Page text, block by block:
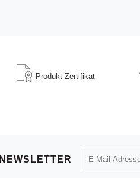
Produkt Zertifikat
NEWSLETTER